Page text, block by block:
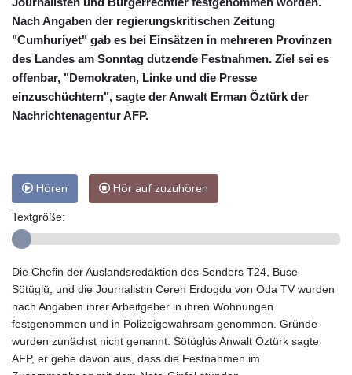
Nach Angaben der regierungskritischen Zeitung
"Cumhuriyet" gab es bei Einsätzen in mehreren Provinzen
des Landes am Sonntag dutzende Festnahmen. Ziel sei es
offenbar, "Demokraten, Linke und die Presse
einzuschüchtern", sagte der Anwalt Erman Öztürk der
Nachrichtenagentur AFP.
Hören Hör auf zuzuhören
Textgröße:
Die Chefin der Auslandsredaktion des Senders T24, Buse
Sötüglü, und die Journalistin Ceren Erdogdu von Oda TV wurden
nach Angaben ihrer Arbeitgeber in ihren Wohnungen
festgenommen und in Polizeigewahrsam genommen. Gründe
wurden zunächst nicht genannt. Sötüglüs Anwalt Öztürk sagte
AFP, er gehe davon aus, dass die Festnahmen im